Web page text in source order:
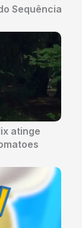
Sequência
atinge